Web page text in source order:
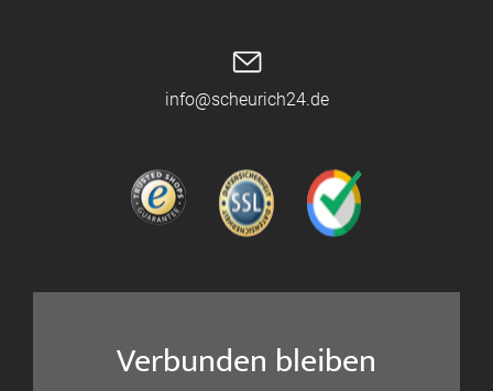
info@scheurich24.de
Verbunden bleiben